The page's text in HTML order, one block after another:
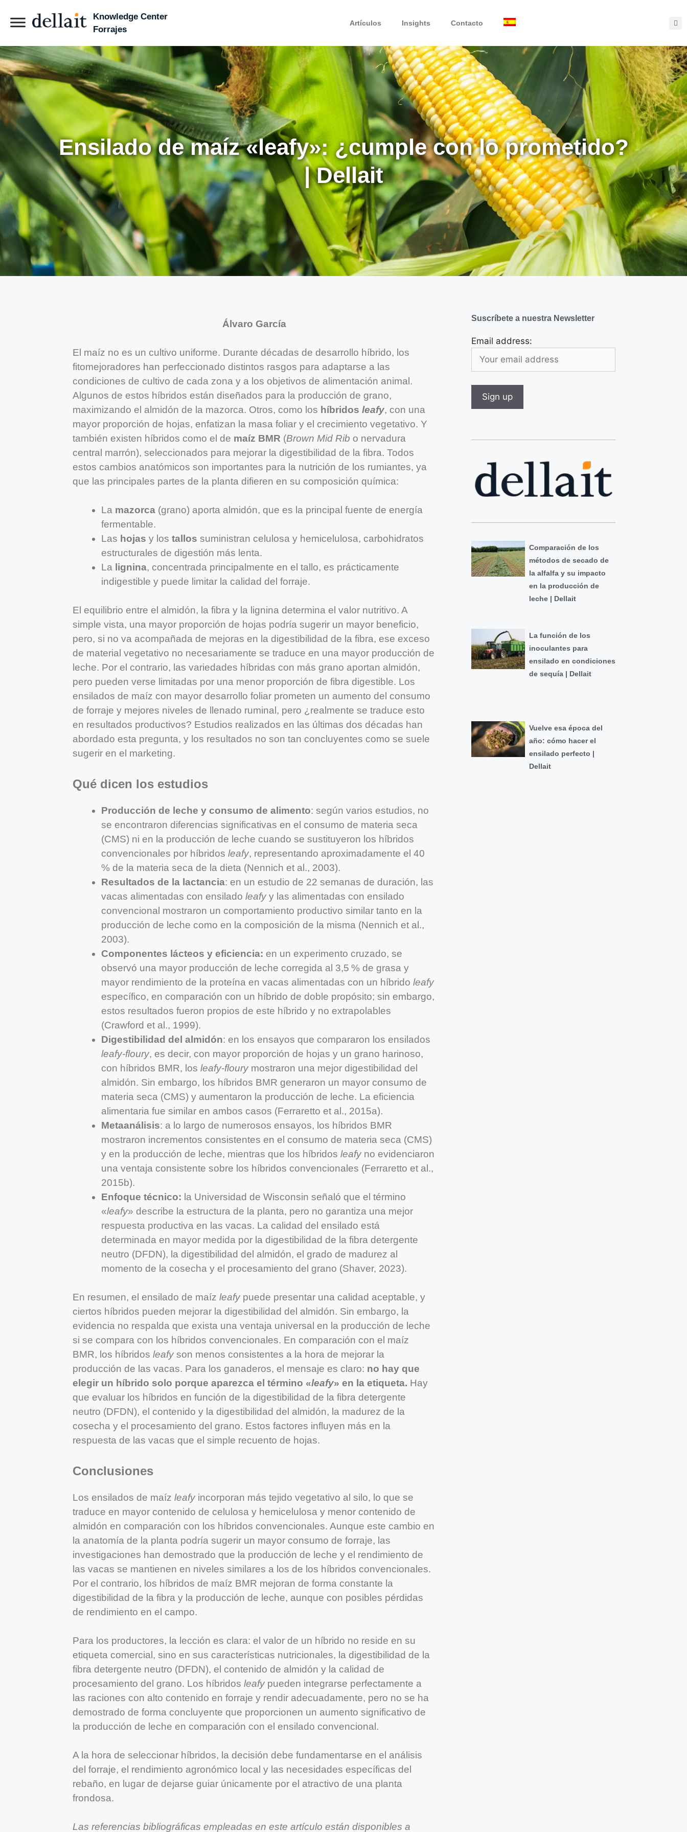
Knowledge Center
Forrajes
Artículos Insights Contacto
Ensilado de maíz «leafy»: ¿cumple con lo prometido?
| Dellait
Álvaro García
El maíz no es un cultivo uniforme. Durante décadas de desarrollo híbrido, los
fitomejoradores han perfeccionado distintos rasgos para adaptarse a las
condiciones de cultivo de cada zona y a los objetivos de alimentación animal.
Algunos de estos híbridos están diseñados para la producción de grano,
maximizando el almidón de la mazorca. Otros, como los híbridos leafy, con una
mayor proporción de hojas, enfatizan la masa foliar y el crecimiento vegetativo. Y
también existen híbridos como el de maíz BMR (Brown Mid Rib o nervadura
central marrón), seleccionados para mejorar la digestibilidad de la fibra. Todos
estos cambios anatómicos son importantes para la nutrición de los rumiantes, ya
que las principales partes de la planta difieren en su composición química:
La mazorca (grano) aporta almidón, que es la principal fuente de energía
fermentable.
Las hojas y lostallos suministran celulosa y hemicelulosa, carbohidratos
estructurales de digestión más lenta.
La lignina, concentrada principalmente en el tallo, es prácticamente
indigestible y puede limitar la calidad del forraje.
El equilibrio entre el almidón, la fibra y la lignina determina el valor nutritivo. A
simple vista, una mayor proporción de hojas podría sugerir un mayor beneficio,
pero, si no va acompañada de mejoras en la digestibilidad de la fibra, ese exceso
de material vegetativo no necesariamente se traduce en una mayor producción de
leche. Por el contrario, las variedades híbridas con más grano aportan almidón,
pero pueden verse limitadas por una menor proporción de fibra digestible. Los
ensilados de maíz con mayor desarrollo foliar prometen un aumento del consumo
de forraje y mejores niveles de llenado ruminal, pero ¿realmente se traduce esto
en resultados productivos? Estudios realizados en las últimas dos décadas han
abordado esta pregunta, y los resultados no son tan concluyentes como se suele
sugerir en el marketing.
Qué dicen los estudios
Producción de leche y consumo de alimento: según varios estudios, no
se encontraron diferencias significativas en el consumo de materia seca
(CMS) ni en la producción de leche cuando se sustituyeron los híbridos
convencionales por híbridosleafy, representando aproximadamente el 40
% de la materia seca de la dieta (Nennich et al., 2003).
Resultados de la lactancia: en un estudio de 22 semanas de duración, las
vacas alimentadas con ensiladoleafy y las alimentadas con ensilado
convencional mostraron un comportamiento productivo similar tanto en la
producción de leche como en la composición de la misma (Nennich et al.,
2003).
Componentes lácteos y eficiencia: en un experimento cruzado, se
observó una mayor producción de leche corregida al 3,5 % de grasa y
mayor rendimiento de la proteína en vacas alimentadas con un híbridoleafy
específico, en comparación con un híbrido de doble propósito; sin embargo,
estos resultados fueron propios de este híbrido y no extrapolables
(Crawford et al., 1999).
Digestibilidad del almidón: en los ensayos que compararon los ensilados
leafy-floury, es decir, con mayor proporción de hojas y un grano harinoso,
con híbridos BMR, losleafy-floury mostraron una mejor digestibilidad del
almidón. Sin embargo, los híbridos BMR generaron un mayor consumo de
materia seca (CMS) y aumentaron la producción de leche. La eficiencia
alimentaria fue similar en ambos casos (Ferraretto et al., 2015a).
Metaanálisis: a lo largo de numerosos ensayos, los híbridos BMR
mostraron incrementos consistentes en el consumo de materia seca (CMS)
y en la producción de leche, mientras que los híbridosleafy no evidenciaron
una ventaja consistente sobre los híbridos convencionales (Ferraretto et al.,
2015b).
Enfoque técnico: la Universidad de Wisconsin señaló que el término
«leafy» describe la estructura de la planta, pero no garantiza una mejor
respuesta productiva en las vacas. La calidad del ensilado está
determinada en mayor medida por la digestibilidad de la fibra detergente
neutro (DFDN), la digestibilidad del almidón, el grado de madurez al
momento de la cosecha y el procesamiento del grano (Shaver, 2023).
En resumen, el ensilado de maíz leafy puede presentar una calidad aceptable, y
ciertos híbridos pueden mejorar la digestibilidad del almidón. Sin embargo, la
evidencia no respalda que exista una ventaja universal en la producción de leche
si se compara con los híbridos convencionales. En comparación con el maíz
BMR, los híbridos leafy son menos consistentes a la hora de mejorar la
producción de las vacas. Para los ganaderos, el mensaje es claro: no hay que
elegir un híbrido solo porque aparezca el término «leafy» en la etiqueta. Hay
que evaluar los híbridos en función de la digestibilidad de la fibra detergente
neutro (DFDN), el contenido y la digestibilidad del almidón, la madurez de la
cosecha y el procesamiento del grano. Estos factores influyen más en la
respuesta de las vacas que el simple recuento de hojas.
Conclusiones
Los ensilados de maíz leafy incorporan más tejido vegetativo al silo, lo que se
traduce en mayor contenido de celulosa y hemicelulosa y menor contenido de
almidón en comparación con los híbridos convencionales. Aunque este cambio en
la anatomía de la planta podría sugerir un mayor consumo de forraje, las
investigaciones han demostrado que la producción de leche y el rendimiento de
las vacas se mantienen en niveles similares a los de los híbridos convencionales.
Por el contrario, los híbridos de maíz BMR mejoran de forma constante la
digestibilidad de la fibra y la producción de leche, aunque con posibles pérdidas
de rendimiento en el campo.
Para los productores, la lección es clara: el valor de un híbrido no reside en su
etiqueta comercial, sino en sus características nutricionales, la digestibilidad de la
fibra detergente neutro (DFDN), el contenido de almidón y la calidad de
procesamiento del grano. Los híbridos leafy pueden integrarse perfectamente a
las raciones con alto contenido en forraje y rendir adecuadamente, pero no se ha
demostrado de forma concluyente que proporcionen un aumento significativo de
la producción de leche en comparación con el ensilado convencional.
A la hora de seleccionar híbridos, la decisión debe fundamentarse en el análisis
del forraje, el rendimiento agronómico local y las necesidades específicas del
rebaño, en lugar de dejarse guiar únicamente por el atractivo de una planta
frondosa.
Las referencias bibliográficas empleadas en este artículo están disponibles a
Suscríbete a nuestra Newsletter
Email address:
Comparación de los
métodos de secado de
la alfalfa y su impacto
en la producción de
leche | Dellait
La función de los
inoculantes para
ensilado en condiciones
de sequía | Dellait
Vuelve esa época del
año: cómo hacer el
ensilado perfecto |
Dellait